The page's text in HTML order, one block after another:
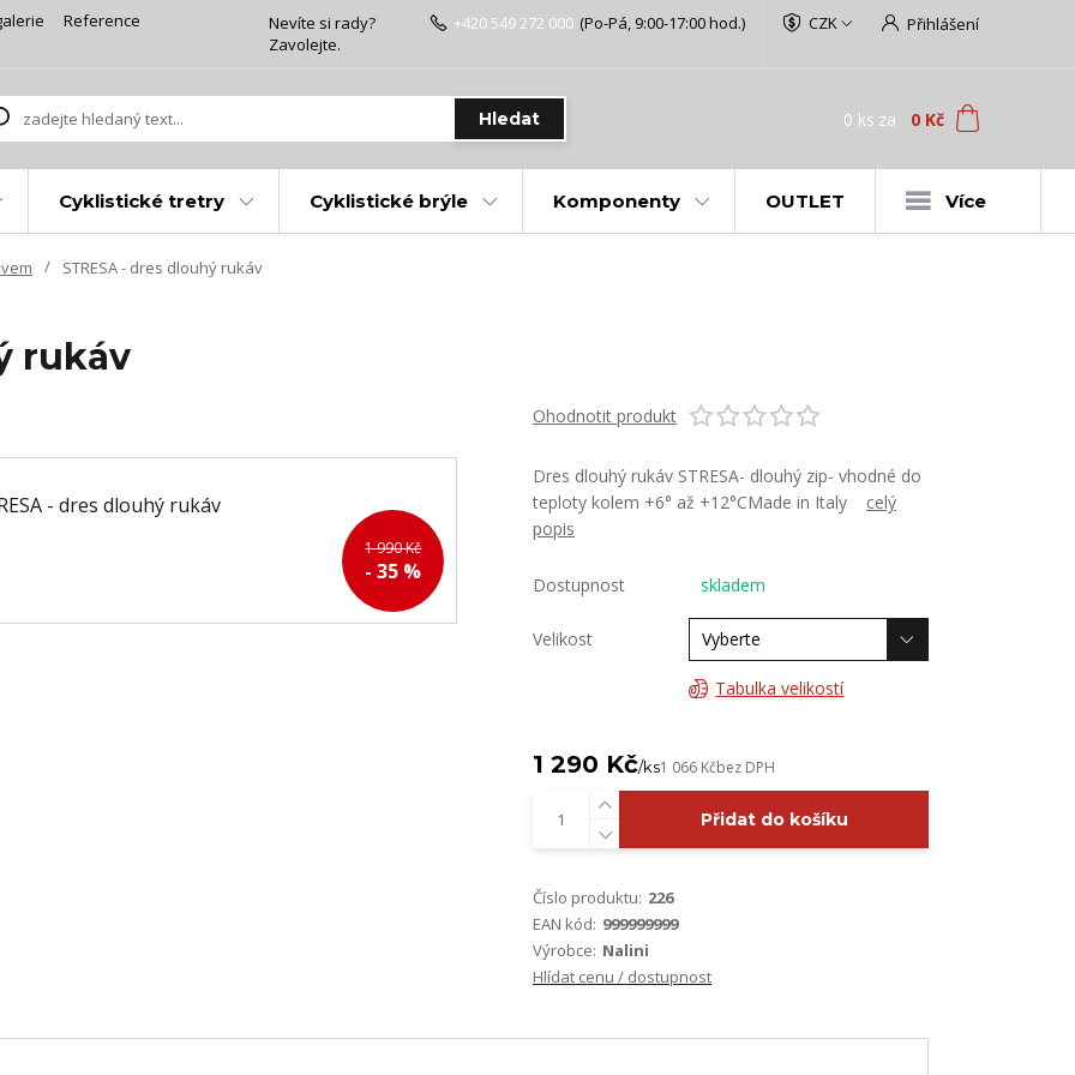
Reference CZK Přihlášení
Hledat
Nevíte si rady?
Zavolejte.
+420 549 272 000 (Po-Pá, 9:00-17:00 hod.)
0 ks za 0 Kč
Cyklistické tretry Cyklistické brýle Komponenty OUTLET Více
STRESA - dres dlouhý rukáv
rukáv
1 990 Kč
- 35 %
Ohodnotit produkt
Dres dlouhý rukáv STRESA- dlouhý zip- vhodné do
teploty kolem +6° až +12°CMade in Italy celý
popis
Dostupnost skladem
Velikost
Tabulka velikostí
1 290 Kč/ks1 066 Kčbez DPH
Přidat do košíku
Číslo produktu: 226
EAN kód: 999999999
Výrobce: Nalini
Hlídat cenu / dostupnost